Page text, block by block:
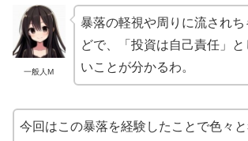
一般人M
暴落の軽視や周りに流され
どで、「投資は自己責任」
いことが分かるわ。
今回はこの暴落を経験したことで色々と